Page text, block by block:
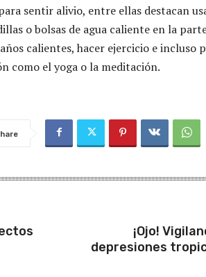
sentir alivio, entre ellas destacan
o bolsas de agua caliente en la
calientes, hacer ejercicio e incluso
como el yoga o la meditación.
¡Ojo!
depresiones